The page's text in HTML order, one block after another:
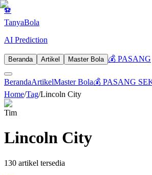
⚽
TanyaBola
AI Prediction
Beranda Artikel Master Bola 💰 PASANG
BerandaArtikelMaster Bola💰 PASANG
Home/Tag/Lincoln City
Tim
Lincoln City
130 artikel tersedia